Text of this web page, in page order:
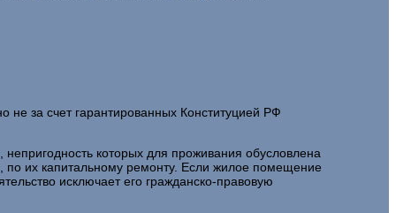
не за счет гарантированных Конституцией РФ
которых для проживания обусловлена
их капитальному ремонту. Если жилое помещение
исключает его гражданско-правовую